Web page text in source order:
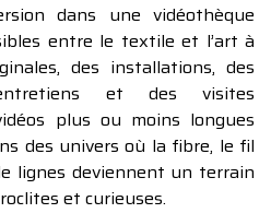
dans une vidéothèque
entre le textile et l’art à
des installations, des
et des visites
plus ou moins longues
des univers où la fibre, le fil
lignes deviennent un terrain
et curieuses.